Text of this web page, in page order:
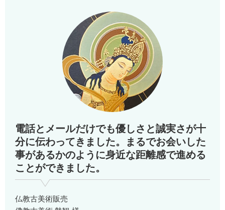
電話とメールだけでも優しさと誠実さが十
分に伝わってきました。まるでお会いした
事があるかのように身近な距離感で進める
ことができました。
仏教古美術販売